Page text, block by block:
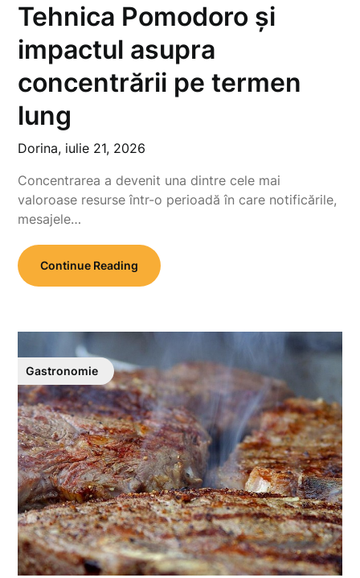
Tehnica Pomodoro și
impactul asupra
concentrării pe termen
lung
Dorina, iulie 21, 2026
Concentrarea a devenit una dintre cele mai
valoroase resurse într-o perioadă în care notificările,
mesajele…
Continue Reading
Gastronomie